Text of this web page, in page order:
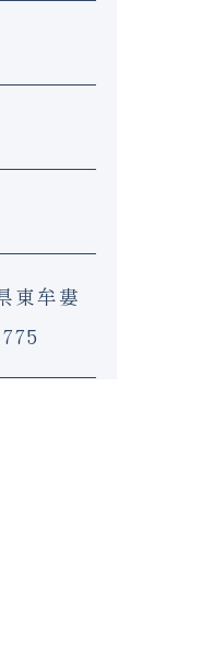
東牟婁